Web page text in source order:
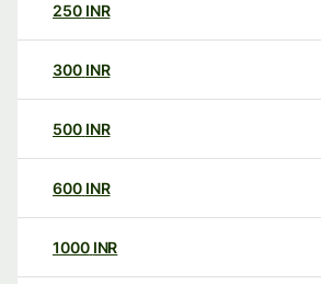
250 INR
300 INR
500 INR
600 INR
1000 INR